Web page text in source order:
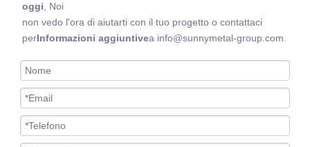
oggi , Noi
non vedo l'ora di aiutarti con il tuo progetto o contattaci
perInformazioni aggiuntivea info@sunnymetal-group.com.